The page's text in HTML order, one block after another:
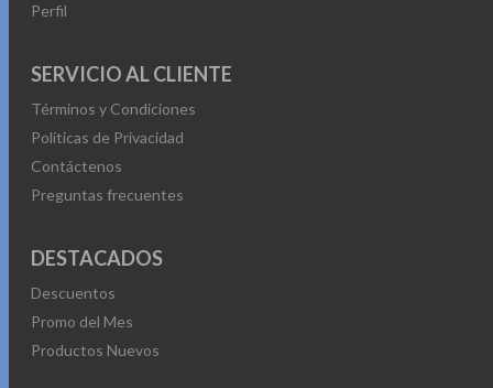
Perfil
SERVICIO AL CLIENTE
Términos y Condiciones
Políticas de Privacidad
Contáctenos
Preguntas frecuentes
DESTACADOS
Descuentos
Promo del Mes
Productos Nuevos